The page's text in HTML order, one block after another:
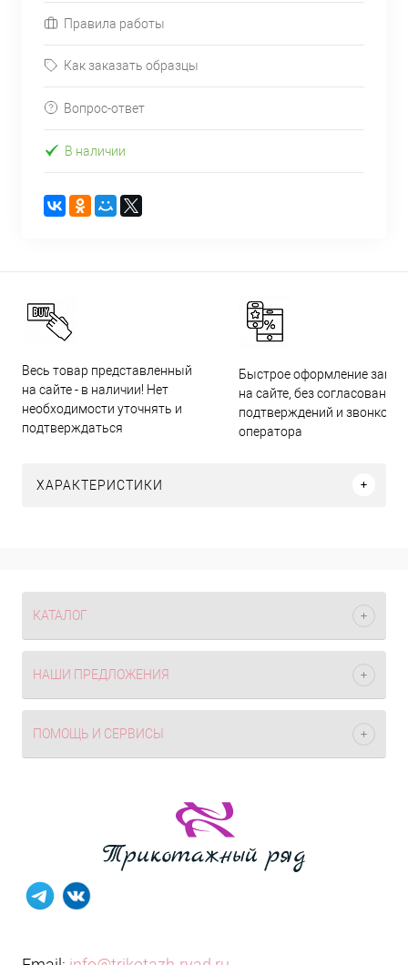
Правила работы
Как заказать образцы
Вопрос-ответ
В наличии
Весь товар представленный
на сайте - в наличии! Нет
необходимости уточнять и
подтверждаться
Быстрое оформление
на сайте, без согласований,
подтверждений и звонков
оператора
ХАРАКТЕРИСТИКИ
КАТАЛОГ
НАШИ ПРЕДЛОЖЕНИЯ
ПОМОЩЬ И СЕРВИСЫ